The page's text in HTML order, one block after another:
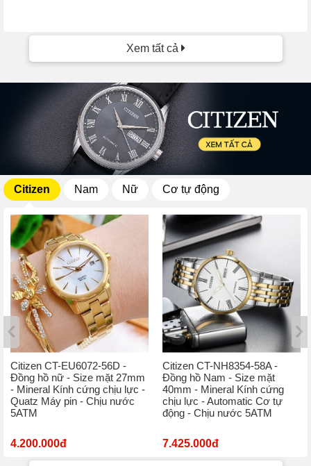
Xem tất cả
Citizen Nam Nữ Cơ tự động
Citizen CT-EU6072-56D -
Đồng hồ nữ - Size mặt 27mm
- Mineral Kính cứng chịu lực -
Quatz Máy pin - Chịu nước
5ATM
4.200.000đ
Citizen CT-NH8354-58A -
Đồng hồ Nam - Size mặt
40mm - Mineral Kính cứng
chịu lực - Automatic Cơ tự
động - Chịu nước 5ATM
7.425.000đ